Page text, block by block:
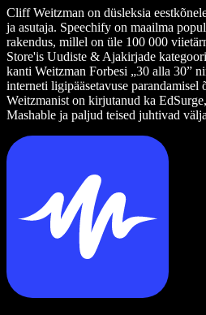
Cliff Weitzman on düsleksia
ja asutaja. Speechify on maailma
rakendus, millel on üle 100 000
Store'is Uudiste & Ajakirjade
kanti Weitzman Forbesi „30 alla 30”
interneti ligipääsetavuse
Weitzmanist on kirjutanud ka
Mashable ja paljud teised juhtivad